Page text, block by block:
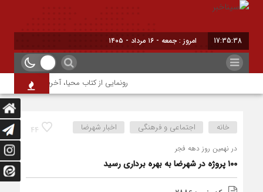
17:35:39 امروز : جمعه - ۱۶ مرداد - ۱۴۰۵
رونمایی از کتاب محیا، آخرین اثر نویسنده
44 خانه اجتماعی و فرهنگی اخبار شهرضا
در نهمین روز دهه فجر
۱۰۰ پروژه در شهرضا به بهره برداری رسید